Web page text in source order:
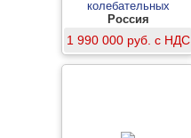
колебательных
затухающих помех с
устройством связки-
развязки
Россия
1 990 000 руб. с НДС